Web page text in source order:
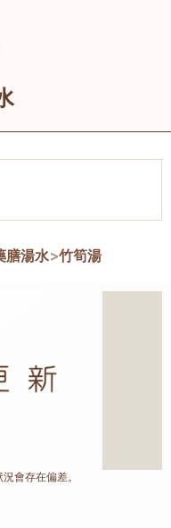
膳湯水>竹筍湯
會存在偏差。